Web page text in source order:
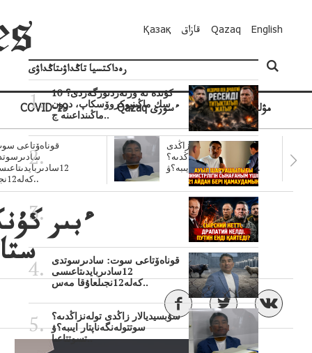
Қазақ قازاق Qazaq English
COVID-19 Qazaq ءسوزى مۋلتيمەديا
قوناەۆتاعى
كەلە12نجى..
سۋبسيديالار زاڭدى
تولەنزاڭدىە؟
سوتتولەنگەناپتار ايىبە؟ۋ..
ءبىر
رەداكتسيا تاڭداۋىتاڭداۋى
10 كۇندە نە وزنەردىوزگەردى؟
سك ماڭىنپوكروۆسكاپ، درون
ماڭىنداعىنە ج..
قوناەۆتاعى سوت: سادىرسوتدى
12سادىربايدىتاعىسى
كەلە12نجىلعاۇقا مەس..
سۋبسيديالار زاڭدى تولەنزاڭدىە؟
سوتتولەنگەناپتار ايىبە؟ۋ
تسوتتاعىا..